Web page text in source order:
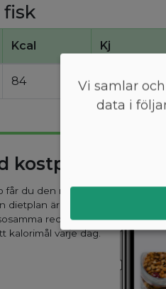
fisk
Kcal Kj
84 360
kostplan
får du den mest
dietplan är
recept
kalorimål varje dag.
Vi samlar
data i